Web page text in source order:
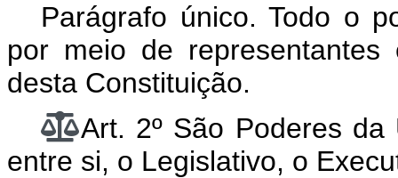
Parágrafo único. Todo o
por meio de
desta Constituição.
Art. 2º São Poderes
entre si, o Legislativo, o